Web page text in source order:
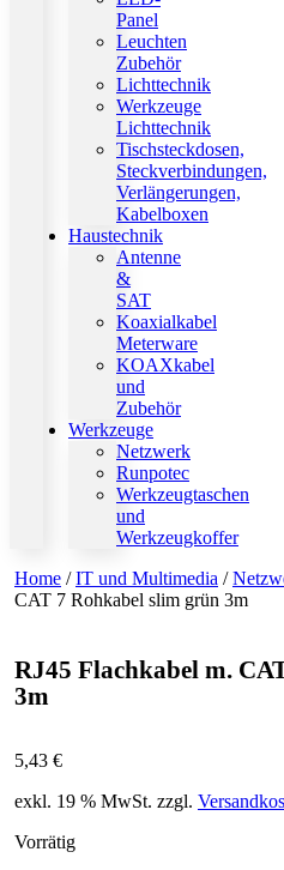
Panel
Leuchten
Zubehör
Lichttechnik
Werkzeuge
Lichttechnik
Tischsteckdosen,
Steckverbindungen,
Verlängerungen,
Kabelboxen
Haustechnik
Antenne
&
SAT
Koaxialkabel
Meterware
KOAXkabel
und
Zubehör
Werkzeuge
Netzwerk
Runpotec
Werkzeugtaschen
und
Werkzeugkoffer
Home /IT und Multimedia /
CAT 7 Rohkabel slim grün 3m
RJ45 Flachkabel m.
3m
5,43 €
exkl. 19 % MwSt. zzgl.
Vorrätig